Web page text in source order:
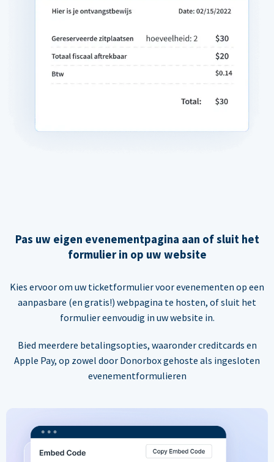
Pas uw eigen evenementpagina aan of sluit het
formulier in op uw website
Kies ervoor om uw ticketformulier voor evenementen op een
aanpasbare (en gratis!) webpagina te hosten, of sluit het
formulier eenvoudig in uw website in.
Bied meerdere betalingsopties, waaronder creditcards en
Apple Pay, op zowel door Donorbox gehoste als ingesloten
evenementformulieren